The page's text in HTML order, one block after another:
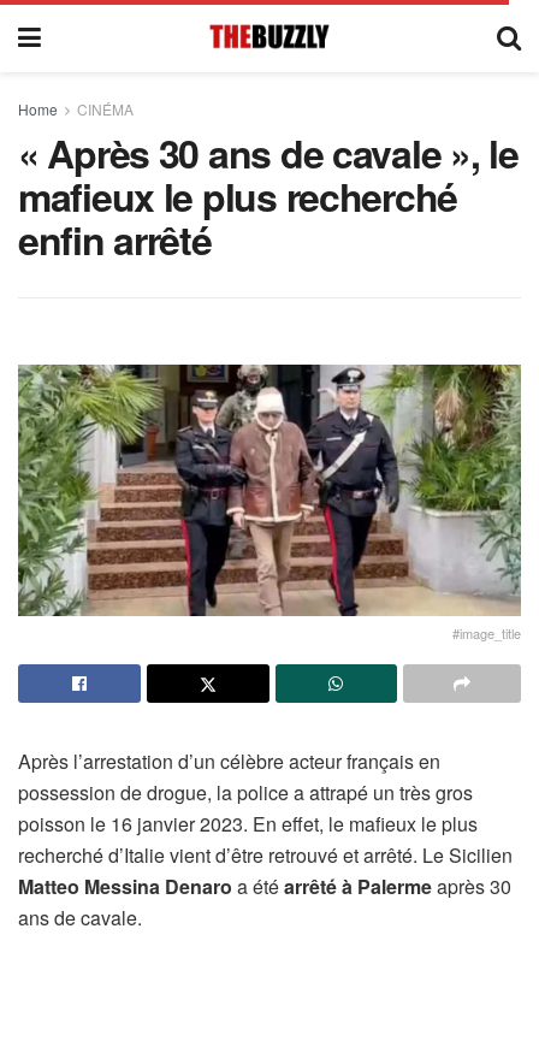
Home CINÉMA
« Après 30 ans de cavale », le
mafieux le plus recherché
enfin arrêté
#image_title
Après l’arrestation d’un célèbre acteur français en
possession de drogue, la police a attrapé un très gros
poisson le 16 janvier 2023. En effet, le mafieux le plus
recherché d’Italie vient d’être retrouvé et arrêté. Le Sicilien
Matteo Messina Denaro a étéarrêté à Palermeaprès 30
ans de cavale.